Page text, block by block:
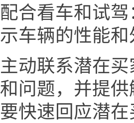
配合看车和试
示车辆的性能和
主动联系潜在
和问题，并提
要快速回应潜